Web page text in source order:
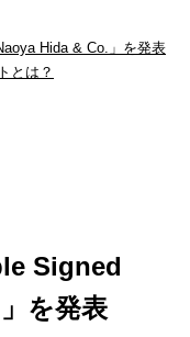
Hida & Co.」を発表
とは？
Signed
を発表